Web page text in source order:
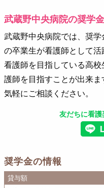
武蔵野中央病院の奨学金
武蔵野中央病院では、奨学
の卒業生が看護師として活
看護師を目指している高
護師を目指すことが出来
気軽にご相談ください。
友だちに看
奨学金の情報
貸与額